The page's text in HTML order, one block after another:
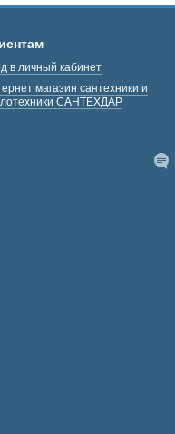
в личный кабинет
магазин сантехники и
САНТЕХДАР